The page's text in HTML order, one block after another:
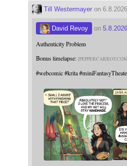
Till Westermayer on
David Revoy on
Authenticity Problem
Bonus timelapse:
#webcomic #krita #